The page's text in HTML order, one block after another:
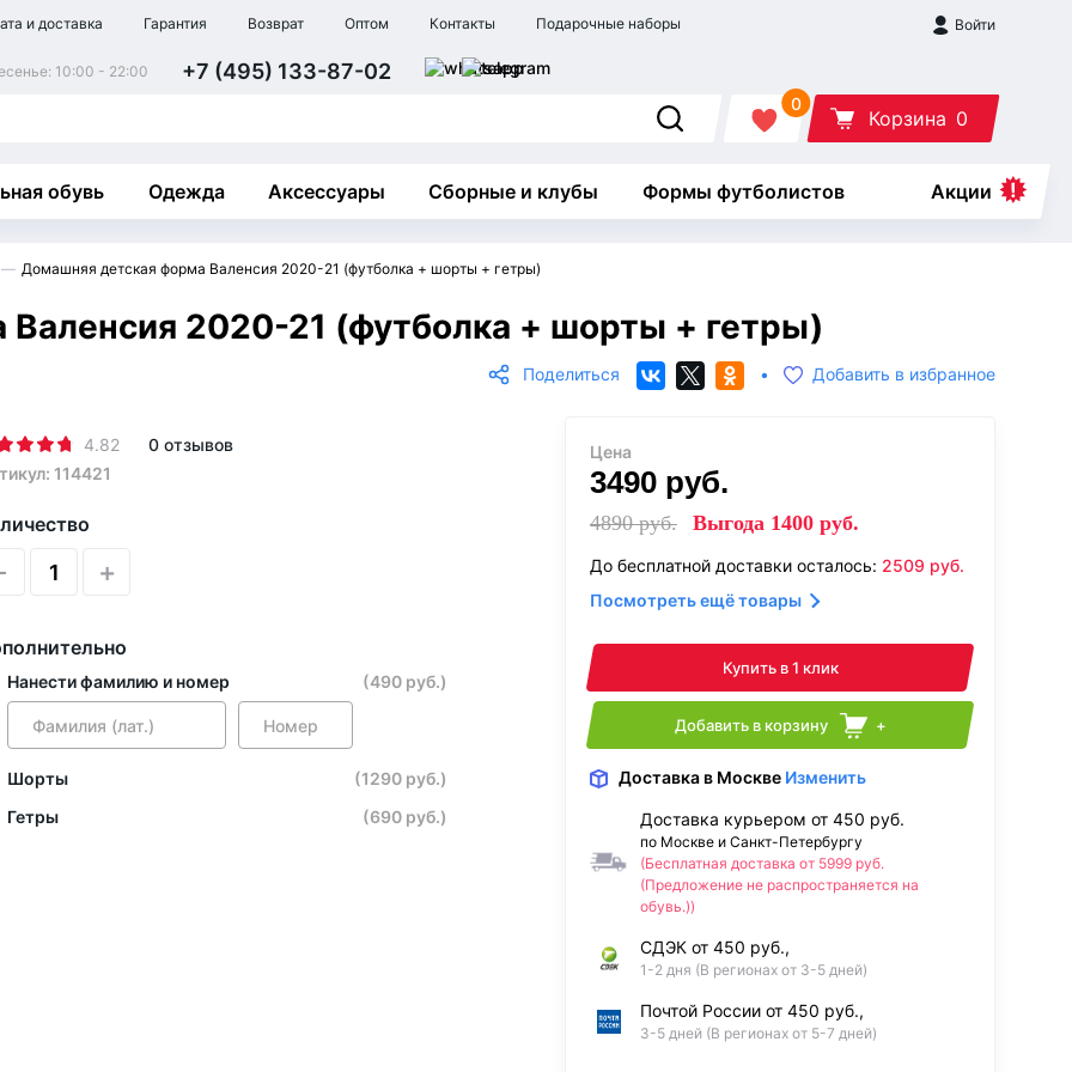
и доставка Гарантия Возврат Оптом Контакты Подарочные наборы Войти
10:00 - 22:00 +7 (495) 133-87-02
0
Корзина 0
обувь Одежда Аксессуары Сборные и клубы Формы футболистов Акции
Домашняя детская форма Валенсия 2020-21 (футболка + шорты + гетры)
2020-21 (футболка + шорты + гетры)
Поделиться • Добавить в избранное
4.82
0 отзывов
114421
+
Нанести фамилию и номер (490 руб.)
Шорты
(1290 руб.)
Гетры
(690 руб.)
Цена
3490 руб.
4890руб. Выгода 1400 руб.
До бесплатной доставки осталось: 2509 руб.
Посмотреть ещё товары
Купить в 1 клик
Добавить в корзину +
Доставка в Москве Изменить
Доставка курьером от 450 руб.
по Москве и Санкт-Петербургу
(Бесплатная доставка от 5999 руб.
(Предложение не распространяется на
обувь.))
СДЭК от 450 руб.,
1-2 дня (В регионах от 3-5 дней)
Почтой России от 450 руб.,
3-5 дней (В регионах от 5-7 дней)